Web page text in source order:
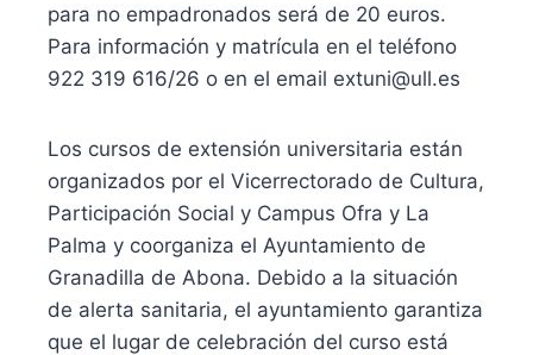
para no empadronados será de 20 euros.
Para información y matrícula en el teléfono
922 319 616/26 o en el email extuni@ull.es
Los cursos de extensión universitaria están
organizados por el Vicerrectorado de Cultura,
Participación Social y Campus Ofra y La
Palma y coorganiza el Ayuntamiento de
Granadilla de Abona. Debido a la situación
de alerta sanitaria, el ayuntamiento garantiza
que el lugar de celebración del curso está